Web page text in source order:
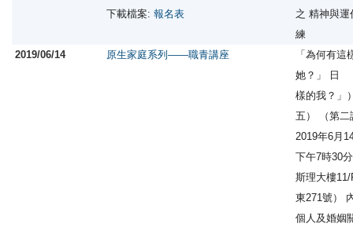
下載檔案: 報名表
之 精神與
練
2019/06/14
原生家庭系列——職青講座
「為何有
她？」 日
樣的我？」
五） （第二
2019年6
下午7時30
斯理大樓
東271號）
個人及婚姻